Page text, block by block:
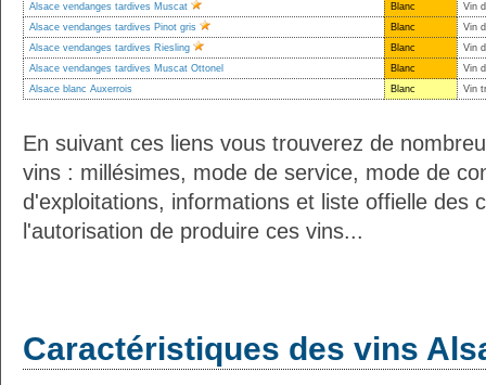
Alsace vendanges tardives Muscat
Blanc
Vin
Alsace vendanges tardives Pinot gris
Blanc
Vin
Alsace vendanges tardives Riesling
Blanc
Vin
Alsace vendanges tardives Muscat Ottonel
Blanc
Vin
Alsace blanc Auxerrois
Blanc Vin
En suivant ces liens vous trouverez de
vins : millésimes, mode de service, mode de
d'exploitations, informations et liste offielle des
l'autorisation de produire ces vins...
Caractéristiques des vins